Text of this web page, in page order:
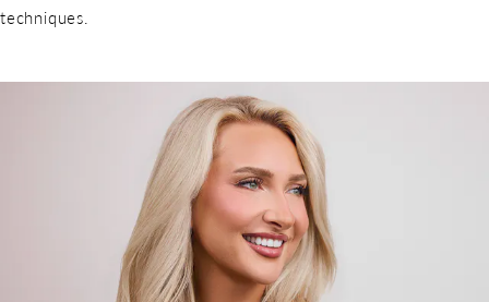
techniques.